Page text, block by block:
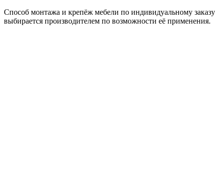
Способ монтажа и крепёж мебели по индивидуальному заказу
выбирается производителем по возможности её применения.